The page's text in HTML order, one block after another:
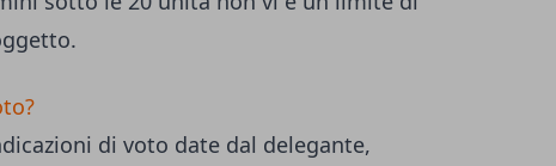
di voto date dal delegante,